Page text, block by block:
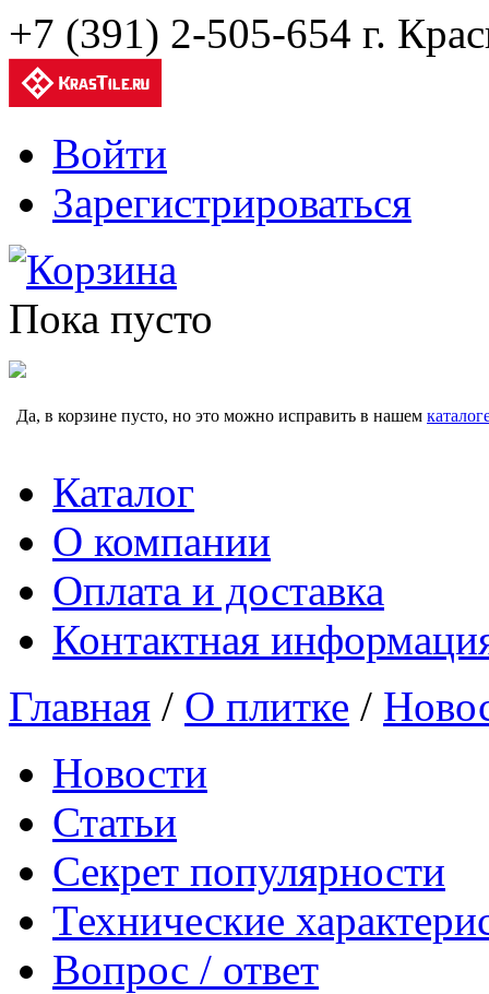
+7 (391) 2-505-654 г.
Войти
Зарегистрироваться
Корзина
Пока пусто
Да, в корзине пусто, но это можно исправить в нашем
Каталог
О компании
Оплата и доставка
Контактная
Главная / О плитке /
Новости
Статьи
Секрет популярности
Технические
Вопрос / ответ